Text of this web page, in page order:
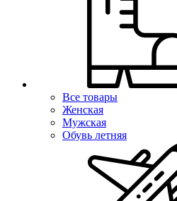
Все товары
Женская
Мужская
Обувь летняя